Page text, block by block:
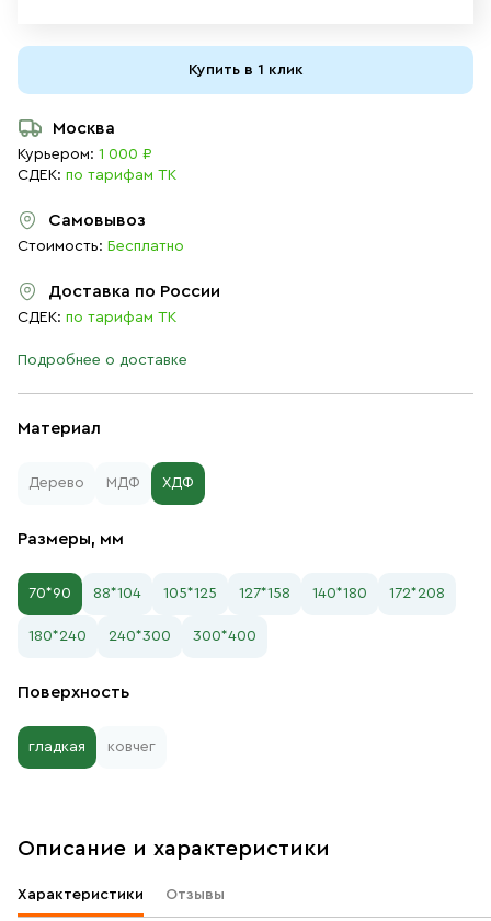
Материал
Дерево МДФ ХДФ
Размеры, мм
70*90 88*104 105*125 127*158 140*180 172*208
180*240 240*300 300*400
Поверхность
гладкая ковчег
Купить в 1 клик
Москва
Курьером: 1 000 ₽
СДЕК: по тарифам ТК
Самовывоз
Стоимость: Бесплатно
Доставка по России
СДЕК: по тарифам ТК
Подробнее о доставке
Описание и характеристики
Характеристики Отзывы